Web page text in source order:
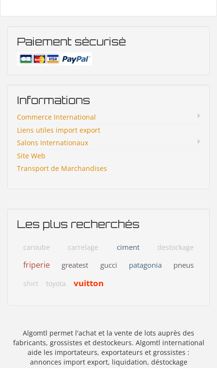
Paiement sécurisé
Informations
Commerce International
Liens utiles import export
Salons Internationaux
Site Web
Transport de Marchandises
Les plus recherchés
caroube carrelage ciment destockage
friperie greatest gucci patagonia pneus
shirt toyota vuitton
Algomtl permet l'achat et la vente de lots auprès des
fabricants, grossistes et destockeurs. Algomtl international
aide les importateurs, exportateurs et grossistes :
annonces import export, liquidation, déstockage